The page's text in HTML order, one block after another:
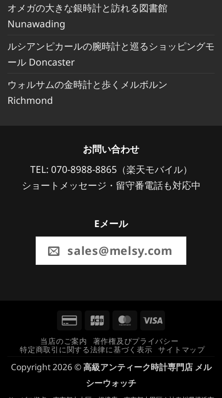
オメガの大きな銀時計と訪れる図書館
Nunawading
ルシアンピカールの腕時計と巡るショッピングモ
ール Doncaster
ウォルサムの金時計と歩くメルボルン
Richmond
お問い合わせ
TEL: 070-8988-8865（楽天モバイル）
ショートメッセージ・留守番電話も対応中
Eメール
sales@melsy.com
Credit
Card
2
JCB MasterCard
Visa
当店のご案内
著作権及びプライバシー
特定商取引に関する法律に基づく表示
サイトマップ
Copyright 2026 ©高級アンティーク時計専門店 メル
シーウォッチ